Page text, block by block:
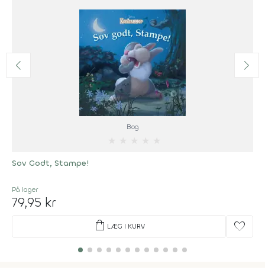
Bog
Sov Godt, Stampe!
På lager
79,95 kr
shopping_bag LÆG I KURV favorite